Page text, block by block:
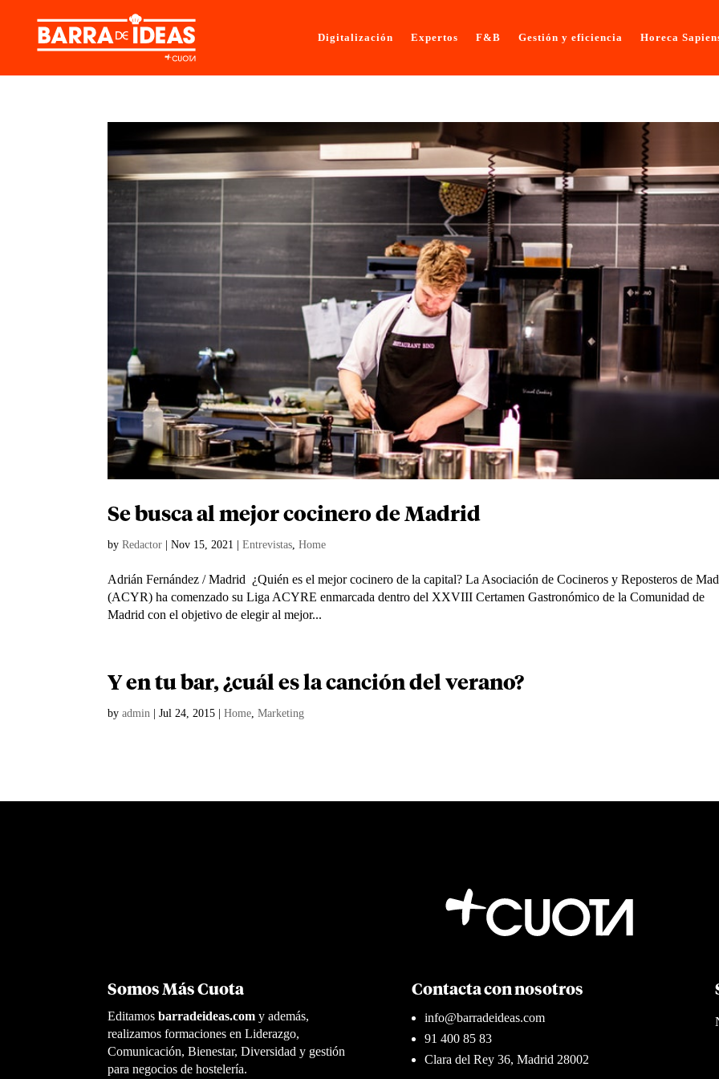
Digitalización Expertos F&B Gestión y eficiencia Horeca
Se busca al mejor cocinero de Madrid
byRedactor |Nov 15, 2021 |Entrevistas,Home
Adrián Fernández / Madrid ¿Quién es el mejor cocinero de la capital? La Asociación de Cocineros y Reposteros de
(ACYR) ha comenzado su Liga ACYRE enmarcada dentro del XXVIII Certamen Gastronómico de la Comunidad de
Madrid con el objetivo de elegir al mejor...
Y en tu bar, ¿cuál es la canción del verano?
byadmin |Jul 24, 2015 |Home,Marketing
Somos Más Cuota
Editamos barradeideas.comy además,
realizamos formaciones en Liderazgo,
Comunicación, Bienestar, Diversidad y gestión
para negocios de hostelería.
Contacta con nosotros
info@barradeideas.com
91 400 85 83
Clara del Rey 36, Madrid 28002